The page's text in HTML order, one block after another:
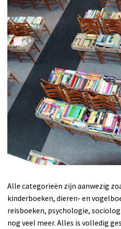
Alle categorieën zijn aanwezig
kinderboeken, dieren- en
reisboeken, psychologie,
nog veel meer. Alles is volledig